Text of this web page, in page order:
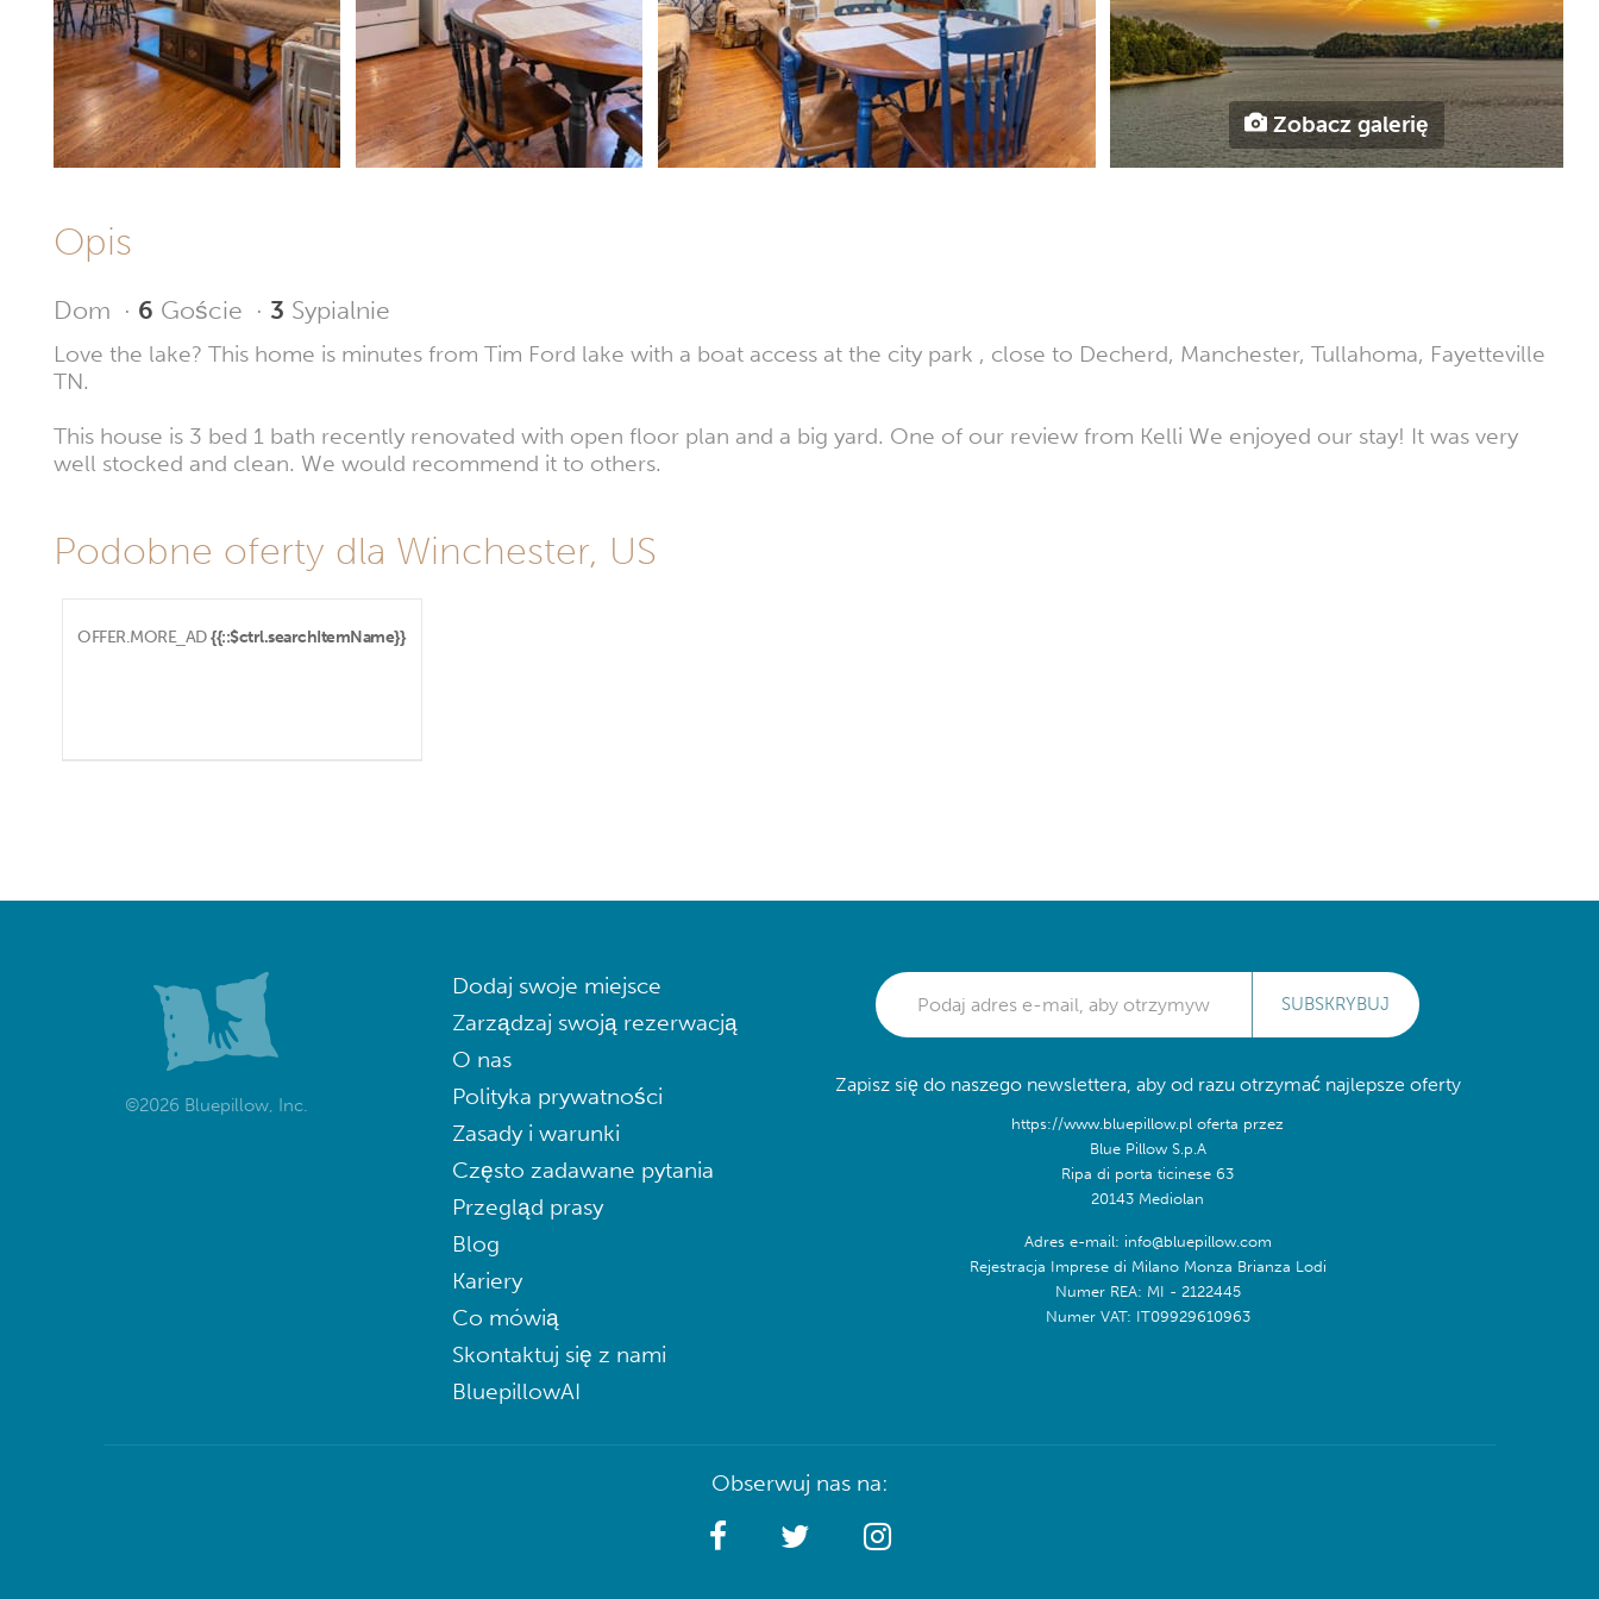
Zobacz galerię
Opis
Dom · 6 Goście · 3 Sypialnie
Love the lake? This home is minutes from Tim Ford lake with a boat access at the city park , close to Decherd, Manchester, Tullahoma, Fayetteville
TN.
This house is 3 bed 1 bath recently renovated with open floor plan and a big yard. One of our review from Kelli We enjoyed our stay! It was very
well stocked and clean. We would recommend it to others.
Podobne oferty dla Winchester, US
OFFER.MORE_AD {{::$ctrl.searchItemName}}
©2026 Bluepillow, Inc.
Dodaj swoje miejsce
Zarządzaj swoją rezerwacją
O nas
Polityka prywatności
Zasady i warunki
Często zadawane pytania
Przegląd prasy
Blog
Kariery
Co mówią
Skontaktuj się z nami
BluepillowAI
SUBSKRYBUJ
Zapisz się do naszego newslettera, aby od razu otrzymać najlepsze oferty
https://www.bluepillow.pl oferta przez
Blue Pillow S.p.A
Ripa di porta ticinese 63
20143 Mediolan
Adres e-mail: info@bluepillow.com
Rejestracja Imprese di Milano Monza Brianza Lodi
Numer REA: MI - 2122445
Numer VAT: IT09929610963
Obserwuj nas na: